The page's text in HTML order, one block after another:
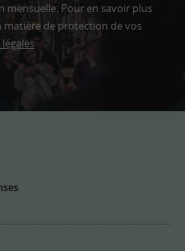
mensuelle. Pour en savoir plus
de protection de vos